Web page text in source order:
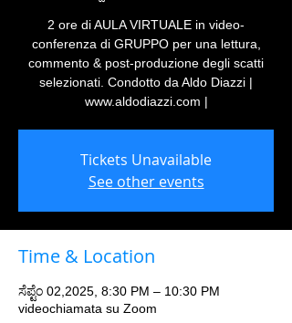
2 ore di AULA VIRTUALE in video-
conferenza di GRUPPO per una lettura,
commento & post-produzione degli scatti
selezionati. Condotto da Aldo Diazzi |
www.aldodiazzi.com |
Tickets Unavailable
See other events
Time & Location
ಸೆಪ್ಟೆಂ 02,2025, 8:30 PM – 10:30 PM
videochiamata su Zoom